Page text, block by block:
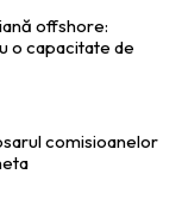
offshore:
o capacitate de
comisioanelor